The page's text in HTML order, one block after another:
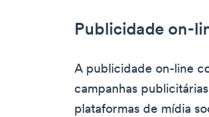
Publicidade on-
A publicidade on-line
campanhas
plataformas de mídia